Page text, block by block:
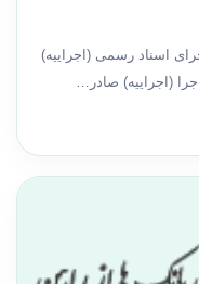
اسناد رسمی (اجراییه)
(اجراییه‌) صادر…